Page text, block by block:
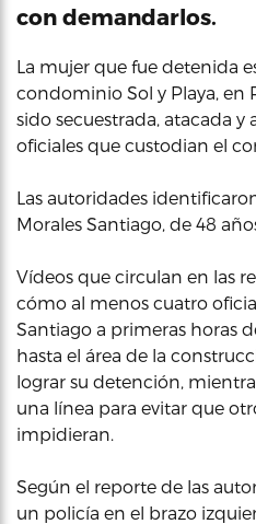
con demandarlos.
La mujer que fue detenida
condominio Sol y Playa, en
sido secuestrada, atacada y
oficiales que custodian el
Las autoridades
Morales Santiago, de 48
Vídeos que circulan en las
cómo al menos cuatro
Santiago a primeras horas
hasta el área de la
lograr su detención,
una línea para evitar que
impidieran.
Según el reporte de las
un policía en el brazo